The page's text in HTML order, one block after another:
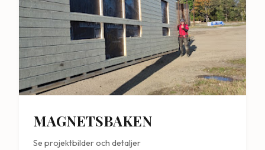
MAGNETSBAKEN
Se projektbilder och detaljer